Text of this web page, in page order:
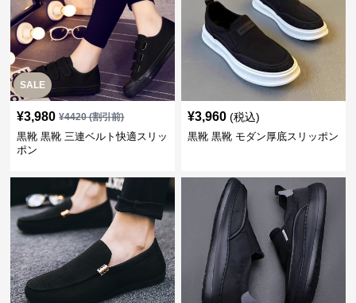
SALE
¥3,980 ¥4420(割引前)
黒靴 黒靴 三連ベルト快適スリッ
ポン
¥3,960 (税込)
黒靴 黒靴 モダン厚底スリッポン